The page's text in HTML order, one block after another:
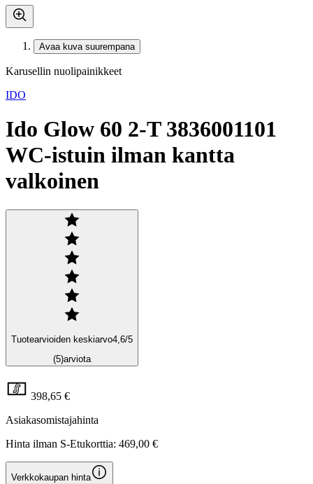
Avaa kuva suurempana
Karusellin nuolipainikkeet
IDO
Ido Glow 60 2-T 3836001101
WC-istuin ilman kantta
valkoinen
Tuotearvioiden keskiarvo4,6/5
(5)arviota
398,65 €
Asiakasomistajahinta
Hinta ilman S-Etukorttia: 469,00 €
Verkkokaupan hinta